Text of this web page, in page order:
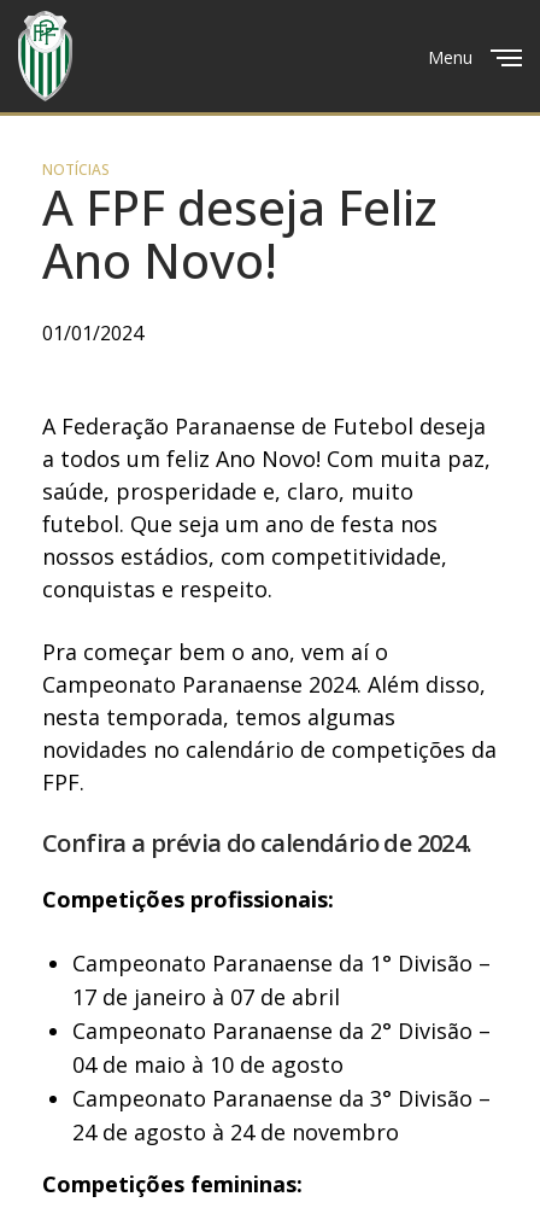
Menu
NOTÍCIAS
A FPF deseja Feliz
Ano Novo!
01/01/2024
A Federação Paranaense de Futebol deseja
a todos um feliz Ano Novo! Com muita paz,
saúde, prosperidade e, claro, muito
futebol. Que seja um ano de festa nos
nossos estádios, com competitividade,
conquistas e respeito.
Pra começar bem o ano, vem aí o
Campeonato Paranaense 2024. Além disso,
nesta temporada, temos algumas
novidades no calendário de competições da
FPF.
Confira a prévia do calendário de 2024.
Competições profissionais:
Campeonato Paranaense da 1° Divisão –
17 de janeiro à 07 de abril
Campeonato Paranaense da 2° Divisão –
04 de maio à 10 de agosto
Campeonato Paranaense da 3° Divisão –
24 de agosto à 24 de novembro
Competições femininas: